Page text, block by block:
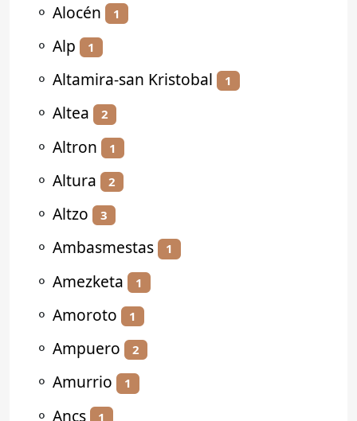
⚬ Alocén 1
⚬ Alp 1
⚬ Altamira-san Kristobal 1
⚬ Altea 2
⚬ Altron 1
⚬ Altura 2
⚬ Altzo 3
⚬ Ambasmestas 1
⚬ Amezketa 1
⚬ Amoroto 1
⚬ Ampuero 2
⚬ Amurrio 1
⚬ Ancs 1